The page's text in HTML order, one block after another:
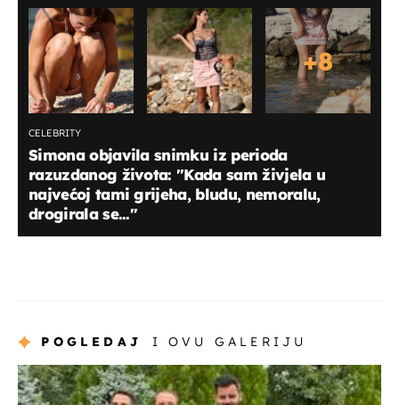
+8
CELEBRITY
Simona objavila snimku iz perioda
razuzdanog života: "Kada sam živjela u
najvećoj tami grijeha, bludu, nemoralu,
drogirala se...''
POGLEDAJ I OVU GALERIJU